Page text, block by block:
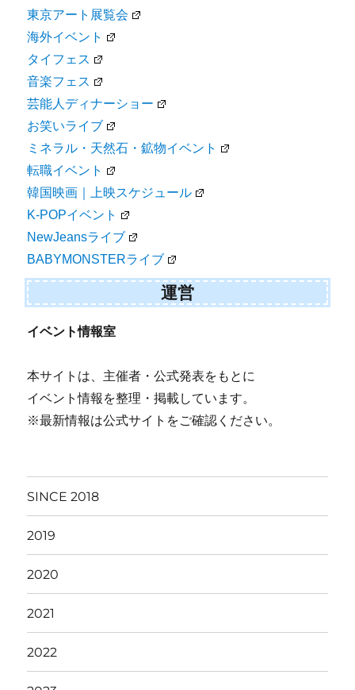
東京アート展覧会
海外イベント
タイフェス
音楽フェス
芸能人ディナーショー
お笑いライブ
ミネラル・天然石・鉱物イベント
転職イベント
韓国映画｜上映スケジュール
K-POPイベント
NewJeansライブ
BABYMONSTERライブ
運営
イベント情報室
本サイトは、主催者・公式発表をもとに
イベント情報を整理・掲載しています。
※最新情報は公式サイトをご確認ください。
SINCE 2018
2019
2020
2021
2022